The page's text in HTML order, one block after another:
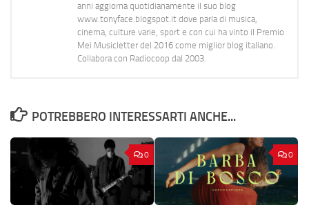
anni aggiorna quotidianamente il suo blog
www.tonyface.blogspot.it dove parla di musica,
cinema, culture varie, sport e con cui ha vinto il Premio
Mei Musicletter del 2016 come miglior blog italiano.
Collabora con Radiocoop dal 2003.
POTREBBERO INTERESSARTI ANCHE...
0 0